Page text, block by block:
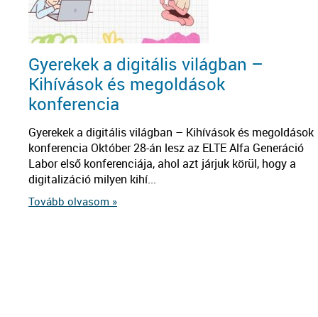
Gyerekek a digitális világban –
Kihívások és megoldások
konferencia
Gyerekek a digitális világban – Kihívások és megoldások
konferencia Október 28-án lesz az ELTE Alfa Generáció
Labor első konferenciája, ahol azt járjuk körül, hogy a
digitalizáció milyen kihí...
Tovább olvasom »